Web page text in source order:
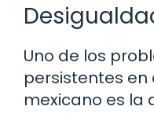
Uno de los
persistentes
mexicano es la